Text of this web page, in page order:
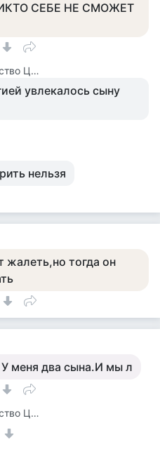
СЕБЕ НЕ СМОЖЕТ
Любоваться Чудом Детство Цирк
увлекалось сыну
нельзя
жалеть,но тогда он
меня два сына.И мы л
Любоваться Чудом Детство Цирк